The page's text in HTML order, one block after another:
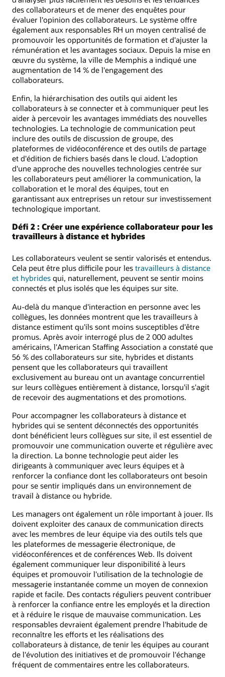
des collaborateurs et de mener des enquêtes pour
évaluer l'opinion des collaborateurs. Le système offre
également aux responsables RH un moyen centralisé de
promouvoir les opportunités de formation et d'ajuster la
rémunération et les avantages sociaux. Depuis la mise en
œuvre du système, la ville de Memphis a indiqué une
augmentation de 14 % de l'engagement des
collaborateurs.
Enfin, la hiérarchisation des outils qui aident les
collaborateurs à se connecter et à communiquer peut les
aider à percevoir les avantages immédiats des nouvelles
technologies. La technologie de communication peut
inclure des outils de discussion de groupe, des
plateformes de vidéoconférence et des outils de partage
et d'édition de fichiers basés dans le cloud. L'adoption
d'une approche des nouvelles technologies centrée sur
les collaborateurs peut améliorer la communication, la
collaboration et le moral des équipes, tout en
garantissant aux entreprises un retour sur investissement
technologique important.
Défi 2 : Créer une expérience collaborateur pour les
travailleurs à distance et hybrides
Les collaborateurs veulent se sentir valorisés et entendus.
Cela peut être plus difficile pour les travailleurs à distance
et hybrides qui, naturellement, peuvent se sentir moins
connectés et plus isolés que les équipes sur site.
Au-delà du manque d'interaction en personne avec les
collègues, les données montrent que les travailleurs à
distance estiment qu'ils sont moins susceptibles d'être
promus. Après avoir interrogé plus de 2 000 adultes
américains, l'American Staffing Association a constaté que
56 % des collaborateurs sur site, hybrides et distants
pensent que les collaborateurs qui travaillent
exclusivement au bureau ont un avantage concurrentiel
sur leurs collègues entièrement à distance, lorsqu'il s'agit
de recevoir des augmentations et des promotions.
Pour accompagner les collaborateurs à distance et
hybrides qui se sentent déconnectés des opportunités
dont bénéficient leurs collègues sur site, il est essentiel de
promouvoir une communication ouverte et régulière avec
la direction. La bonne technologie peut aider les
dirigeants à communiquer avec leurs équipes et à
renforcer la confiance dont les collaborateurs ont besoin
pour se sentir impliqués dans un environnement de
travail à distance ou hybride.
Les managers ont également un rôle important à jouer. Ils
doivent exploiter des canaux de communication directs
avec les membres de leur équipe via des outils tels que
les plateformes de messagerie électronique, de
vidéoconférences et de conférences Web. Ils doivent
également communiquer leur disponibilité à leurs
équipes et promouvoir l'utilisation de la technologie de
messagerie instantanée comme un moyen de connexion
rapide et facile. Des contacts réguliers peuvent contribuer
à renforcer la confiance entre les employés et la direction
et à réduire le risque de mauvaise communication. Les
responsables devraient également prendre l'habitude de
reconnaître les efforts et les réalisations des
collaborateurs à distance, de tenir les équipes au courant
de l'évolution des initiatives et de promouvoir l'échange
fréquent de commentaires entre les collaborateurs.